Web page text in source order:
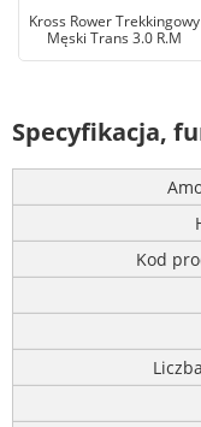
Kross Rower Trekkingowy
Męski Trans 3.0 R.M
Specyfikacja,
Kod